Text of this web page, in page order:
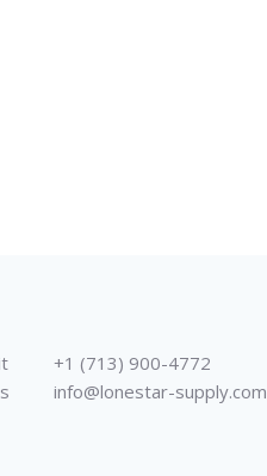
+1 (713) 900-4772
info@lonestar-supply.com